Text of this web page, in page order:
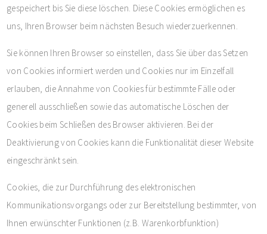
gespeichert bis Sie diese löschen. Diese Cookies ermöglichen es
uns, Ihren Browser beim nächsten Besuch wiederzuerkennen.
Sie können Ihren Browser so einstellen, dass Sie über das Setzen
von Cookies informiert werden und Cookies nur im Einzelfall
erlauben, die Annahme von Cookies für bestimmte Fälle oder
generell ausschließen sowie das automatische Löschen der
Cookies beim Schließen des Browser aktivieren. Bei der
Deaktivierung von Cookies kann die Funktionalität dieser Website
eingeschränkt sein.
Cookies, die zur Durchführung des elektronischen
Kommunikationsvorgangs oder zur Bereitstellung bestimmter, von
Ihnen erwünschter Funktionen (z.B. Warenkorbfunktion)